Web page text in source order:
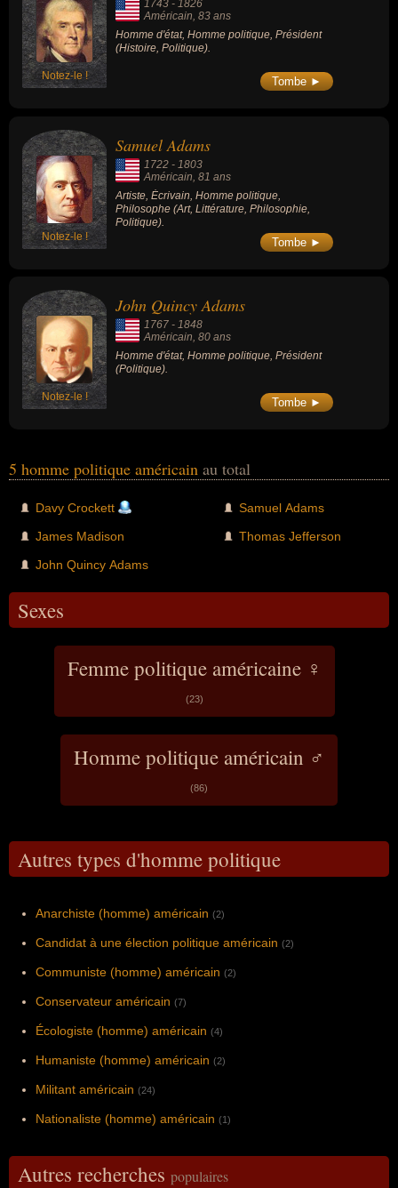
Notez-le !
1743 - 1826
Américain, 83 ans
Homme d'état, Homme politique, Président
(Histoire, Politique).
Tombe ►
Notez-le !
Samuel Adams
1722 - 1803
Américain , 81 ans
Artiste, Écrivain, Homme politique,
Philosophe (Art, Littérature, Philosophie,
Politique).
Tombe ►
Notez-le !
John Quincy Adams
1767 - 1848
Américain, 80 ans
Homme d'état, Homme politique, Président
(Politique).
Tombe ►
5 homme politique américain au total
Davy Crockett
James Madison
John Quincy Adams
Samuel Adams
Thomas Jefferson
Sexes
Femme politique américaine ♀
(23)
Homme politique américain ♂
(86)
Autres types d'homme politique
Anarchiste (homme) américain (2)
Candidat à une élection politique américain (2)
Communiste (homme) américain (2)
Conservateur américain (7)
Écologiste (homme) américain (4)
Humaniste (homme) américain (2)
Militant américain (24)
Nationaliste (homme) américain (1)
Autres recherches populaires